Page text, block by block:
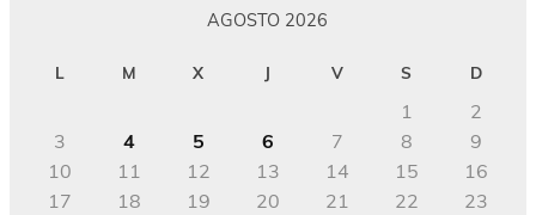
AGOSTO 2026
L M X J V S D
1
2
3
4 5 6 7 8
9
10
11 12 13 14 15
16
17
18 19 20 21 22
23